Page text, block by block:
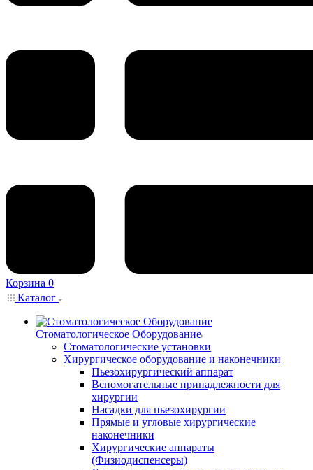
Корзина 0
Каталог
Стоматологическое Оборудование
Стоматологические установки
Хирургическое оборудование и наконечники
Пьезохирургический аппарат
Вспомогательные принадлежности для
хирургии
Насадки для пьезохирургии
Прямые и угловые хирургические
наконечники
Хирургические аппараты
(Физиодиспенсеры)